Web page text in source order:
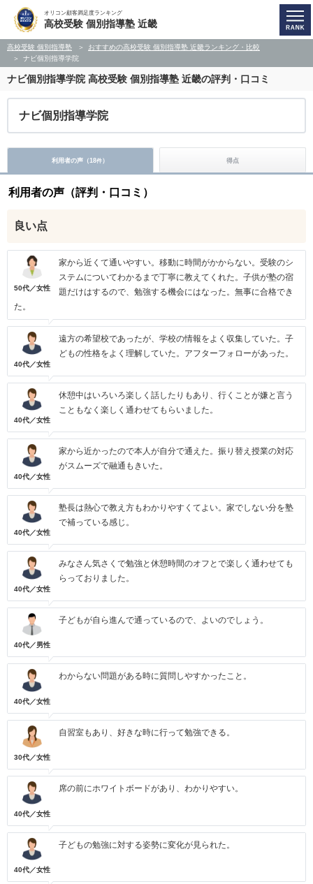
オリコン顧客満足度ランキング
高校受験 個別指導塾 近畿
高校受験 個別指導塾
おすすめの高校受験 個別指導塾 近畿ランキング・比較
ナビ個別指導学院
ナビ個別指導学院 高校受験 個別指導塾 近畿の評判・口コミ
ナビ個別指導学院
利用者の声（18件） 得点
利用者の声（評判・口コミ）
良い点
50代／女性
家から近くて通いやすい。移動に時間がかからない。受験のシ
ステムについてわかるまで丁寧に教えてくれた。子供が塾の宿
題だけはするので、勉強する機会にはなった。無事に合格でき
た。
40代／女性
遠方の希望校であったが、学校の情報をよく収集していた。子
どもの性格をよく理解していた。アフターフォローがあった。
40代／女性
休憩中はいろいろ楽しく話したりもあり、行くことが嫌と言う
こともなく楽しく通わせてもらいました。
40代／女性
家から近かったので本人が自分で通えた。振り替え授業の対応
がスムーズで融通もきいた。
40代／女性
塾長は熱心で教え方もわかりやすくてよい。家でしない分を塾
で補っている感じ。
40代／女性
みなさん気さくで勉強と休憩時間のオフとで楽しく通わせても
らっておりました。
40代／男性
子どもが自ら進んで通っているので、よいのでしょう。
40代／女性
わからない問題がある時に質問しやすかったこと。
30代／女性
自習室もあり、好きな時に行って勉強できる。
40代／女性
席の前にホワイトボードがあり、わかりやすい。
40代／女性
子どもの勉強に対する姿勢に変化が見られた。